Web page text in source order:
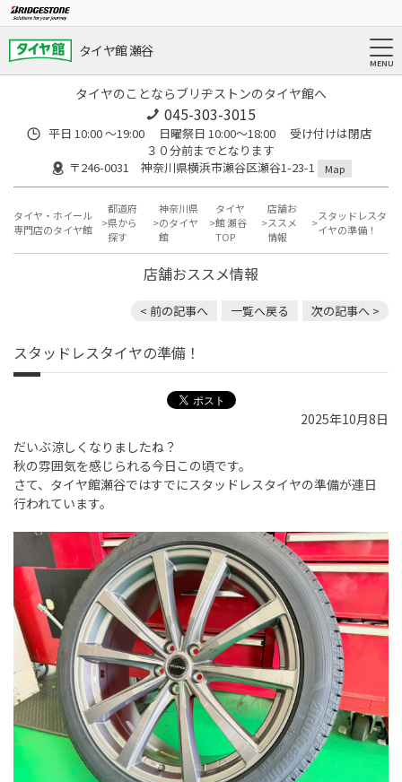
タイヤ館 瀬谷
タイヤのことならブリヂストンのタイヤ館へ
045-303-3015
平日 10:00 ～19:00 日曜祭日 10:00～18:00 受け付けは閉店
３０分前までとなります
〒246-0031 神奈川県横浜市瀬谷区瀬谷1-23-1
Map
タイヤ・ホイール
専門店のタイヤ館
都道府
県から
探す
神奈川県
のタイヤ
館
タイヤ
館 瀬谷
TOP
店舗お
ススメ
情報
スタッドレスタ
イヤの準備！
店舗おススメ情報
< 前の記事へ 一覧へ戻る 次の記事へ >
スタッドレスタイヤの準備！
2025年10月8日
だいぶ涼しくなりましたね？
秋の雰囲気を感じられる今日この頃です。
さて、タイヤ館瀬谷ではすでにスタッドレスタイヤの準備が連日
行われています。